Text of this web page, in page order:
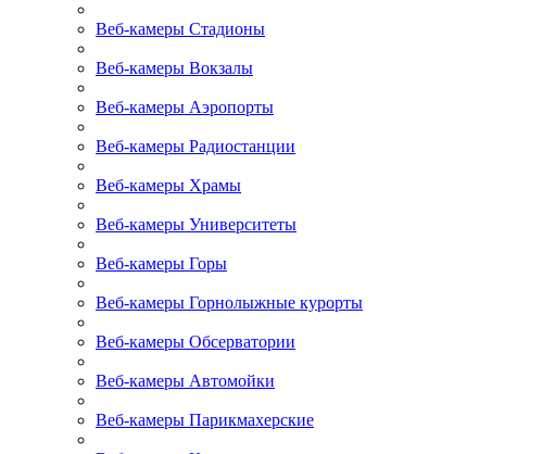
Веб-камеры Стадионы
Веб-камеры Вокзалы
Веб-камеры Аэропорты
Веб-камеры Радиостанции
Веб-камеры Храмы
Веб-камеры Университеты
Веб-камеры Горы
Веб-камеры Горнолыжные курорты
Веб-камеры Обсерватории
Веб-камеры Автомойки
Веб-камеры Парикмахерские